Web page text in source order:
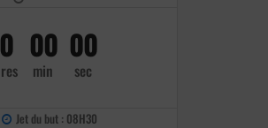
00
min
00
sec
Jet du but : 08H30